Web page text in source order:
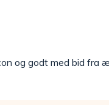
og godt med bid fra